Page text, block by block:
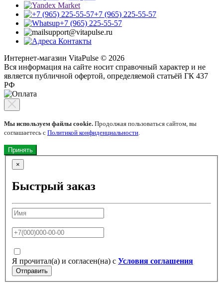
+7 (965) 225-55-57
+7 (965) 225-55-57
support@vitapulse.ru
Контакты
Интернет-магазин VitaPulse © 2026
Вся информация на сайте носит справочный характер и не
является публичной офертой, определяемой статьёй ГК 437
РФ
Мы используем файлы cookie. Продолжая пользоваться сайтом, вы
соглашаетесь с Политикой конфиденциальности.
Принять
×
Быстрый заказ
Я прочитал(а) и согласен(на) с Условия соглашения
Отправить